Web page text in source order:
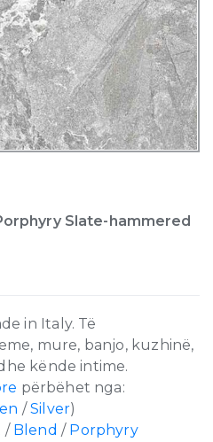
Slate-hammered
in Italy. Të
mure, banjo, kuzhinë,
kënde intime.
përbëhet nga:
/Silver)
/ Blend / Porphyry